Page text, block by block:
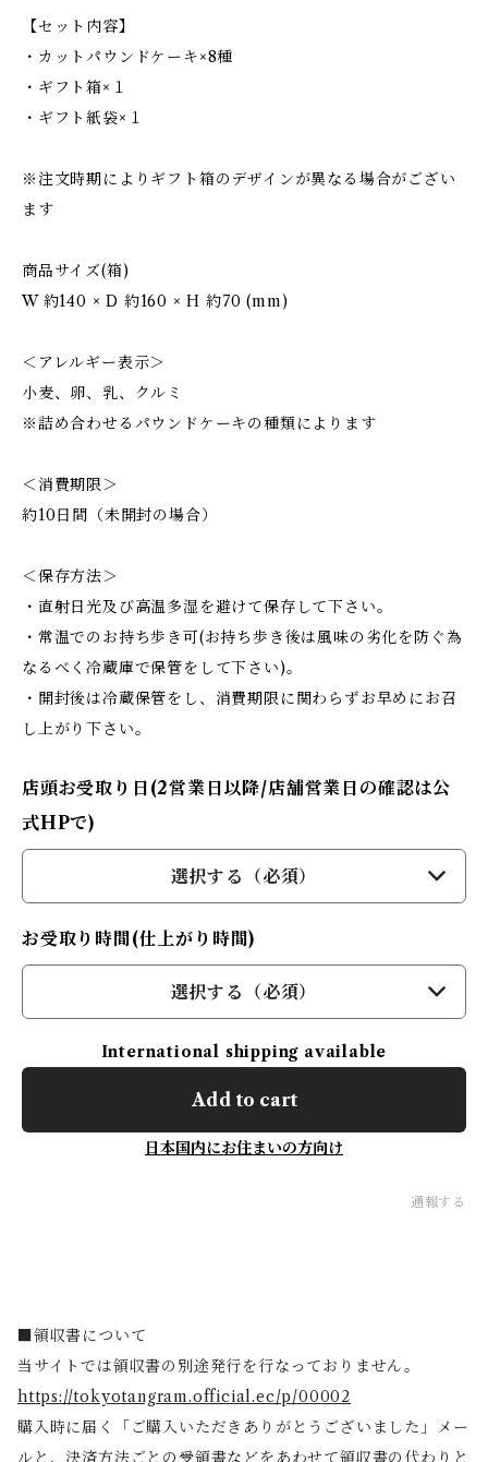
【セット内容】
・カットパウンドケーキ×8種
・ギフト箱×１
・ギフト紙袋×１
※注文時期によりギフト箱のデザインが異なる場合がござい
ます
商品サイズ(箱)
W 約140 × D 約160 × H 約70 (mm)
＜アレルギー表示＞
小麦、卵、乳、クルミ
※詰め合わせるパウンドケーキの種類によります
＜消費期限＞
約10日間（未開封の場合）
＜保存方法＞
・直射日光及び高温多湿を避けて保存して下さい。
・常温でのお持ち歩き可(お持ち歩き後は風味の劣化を防ぐ為
なるべく冷蔵庫で保管をして下さい)。
・開封後は冷蔵保管をし、消費期限に関わらずお早めにお召
し上がり下さい。
店頭お受取り日(2営業日以降/店舗営業日の確認は公
式HPで)
選択する（必須）
お受取り時間(仕上がり時間)
選択する（必須）
International shipping available
Add to cart
日本国内にお住まいの方向け
通報する
■領収書について
当サイトでは領収書の別途発行を行なっておりません。
https://tokyotangram.official.ec/p/00002
購入時に届く「ご購入いただきありがとうございました」メー
ルと、決済方法ごとの受領書などをあわせて領収書の代わりと